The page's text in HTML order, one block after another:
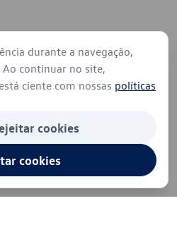
durante a navegação,
continuar no site,
ciente com nossas políticas
cookies
cookies